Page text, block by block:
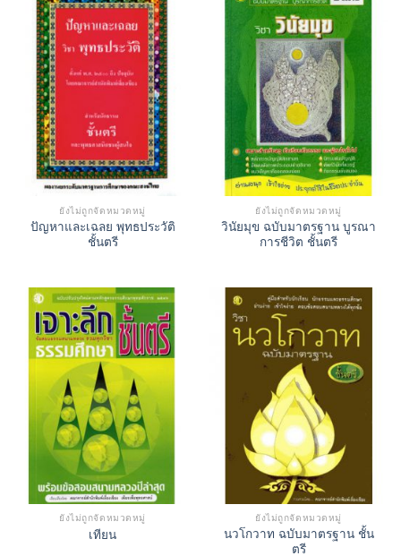
ยังไม่ถูกจัดหมวดหมู่
ปัญหาและเฉลย พุทธประวัติ
ชั้นตรี
ยังไม่ถูกจัดหมวดหมู่
วินัยมุข ฉบับมาตรฐาน บูรณา
การชีวิต ชั้นตรี
ยังไม่ถูกจัดหมวดหมู่
เทียน
ยังไม่ถูกจัดหมวดหมู่
นวโกวาท ฉบับมาตรฐาน ชั้น
ตรี